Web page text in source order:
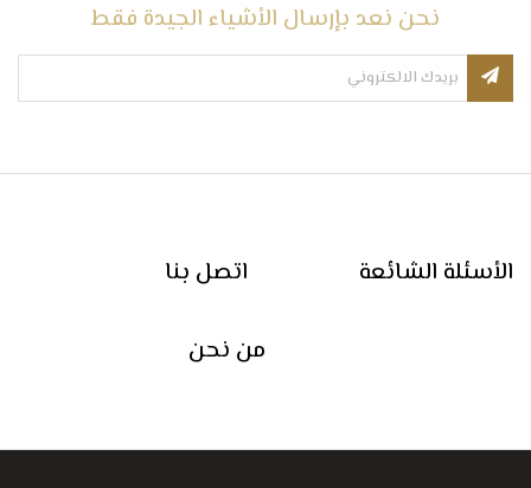
نحن نعد بإرسال الأشياء الجيدة فقط
اتصل بنا الأسئلة الشائعة
من نحن